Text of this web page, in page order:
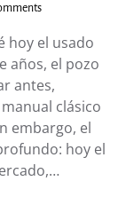
hoy el usado
años, el pozo
antes,
clásico
embargo, el
hoy el